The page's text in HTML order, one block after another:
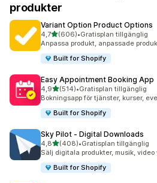
produkter
Variant Option Product Options
4,7av 5 stjärnor
(606)
606 recensioner totalt
•Gratisplan tillgänglig
Anpassa produkt, anpassade
Built for Shopify
Easy Appointment Booking App
4,9av 5 stjärnor
(514)
514 recensioner totalt
•Gratisplan tillgänglig
Bokningsapp för tjänster, kurser,
Built for Shopify
Sky Pilot ‑ Digital Downloads
4,8av 5 stjärnor
(408)
408 recensioner totalt
•Gratisplan tillgänglig
Sälj digitala produkter, musik,
Built for Shopify